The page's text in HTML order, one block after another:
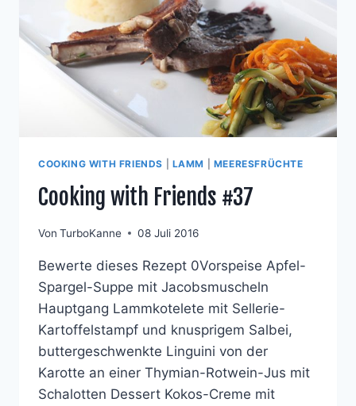
COOKING WITH FRIENDS LAMM MEERESFRÜCHTE
Cooking with Friends #37
Von TurboKanne 08 Juli 2016
Bewerte dieses Rezept 0Vorspeise Apfel-
Spargel-Suppe mit Jacobsmuscheln
Hauptgang Lammkotelete mit Sellerie-
Kartoffelstampf und knusprigem Salbei,
buttergeschwenkte Linguini von der
Karotte an einer Thymian-Rotwein-Jus mit
Schalotten Dessert Kokos-Creme mit